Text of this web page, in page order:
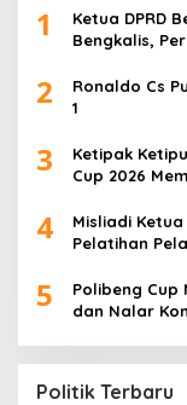
1
Ketua DPRD
Bengkalis,
2
Ronaldo Cs
1
3
Ketipak
Cup 2026
4
Misliadi
Pelatihan
5
Polibeng Cup
dan Nalar
Politik Terbaru